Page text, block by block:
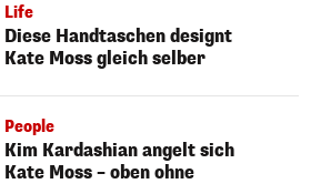
Life
Diese Handtaschen designt
Kate Moss gleich selber
People
Kim Kardashian angelt sich
Kate Moss – oben ohne